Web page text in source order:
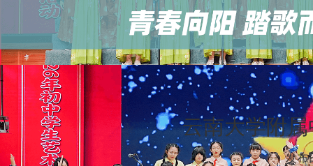
云南大学附
发布